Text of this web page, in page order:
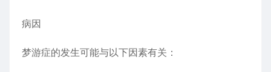
病因
梦游症的发生可能与以下因素有关：